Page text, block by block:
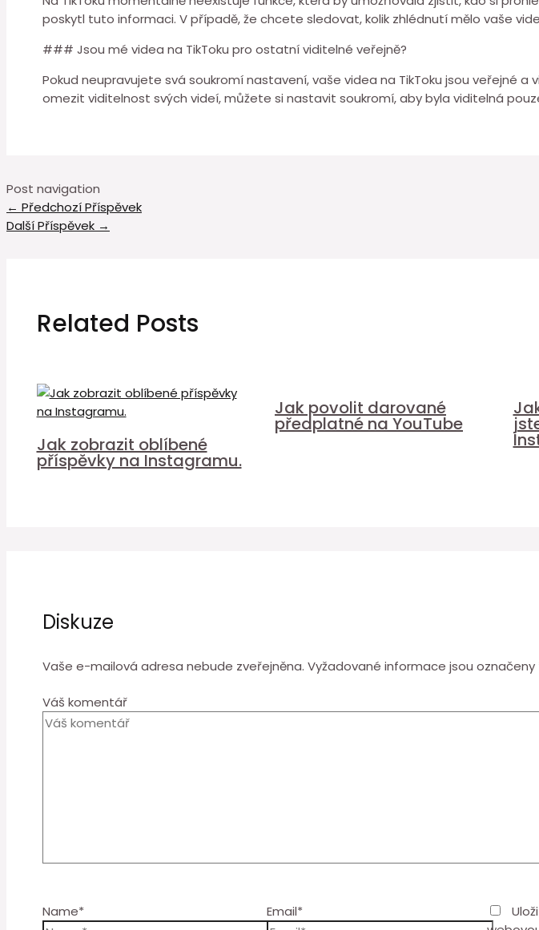
poskytl tuto informaci. V případě, že chcete sledovat, kolik zhlédnutí mělo vaše
### Jsou mé videa na TikToku pro ostatní viditelné veřejně?
Pokud neupravujete svá soukromí nastavení, vaše videa na TikToku jsou veřejné
omezit viditelnost svých videí, můžete si nastavit soukromí, aby byla viditelná
Post navigation
← Předchozí Příspěvek
Další Příspěvek →
Related Posts
Jak zobrazit oblíbené
příspěvky na Instagramu.
Jak povolit darované
předplatné na YouTube
Diskuze
Vaše e-mailová adresa nebude zveřejněna. Vyžadované informace jsou označeny
Váš komentář
Name* Email*